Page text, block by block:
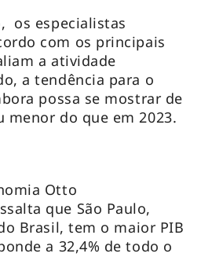
os especialistas
com os principais
a atividade
a tendência para o
possa se mostrar de
do que em 2023.
Otto
que São Paulo,
Brasil, tem o maior PIB
a 32,4% de todo o